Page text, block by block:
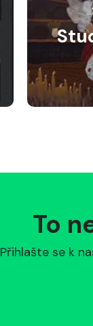
To
Přihlašte se k